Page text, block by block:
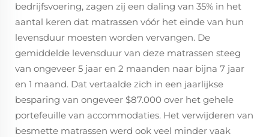
bedrijfsvoering, zagen zij een daling van 35% in het
aantal keren dat matrassen vóór het einde van hun
levensduur moesten worden vervangen. De
gemiddelde levensduur van deze matrassen steeg
van ongeveer 5 jaar en 2 maanden naar bijna 7 jaar
en 1 maand. Dat vertaalde zich in een jaarlijkse
besparing van ongeveer $87.000 over het gehele
portefeuille van accommodaties. Het verwijderen van
besmette matrassen werd ook veel minder vaak